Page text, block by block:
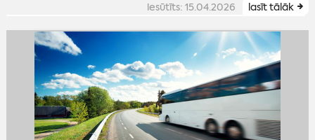
iesūtīts: 15.04.2026 lasīt tālāk